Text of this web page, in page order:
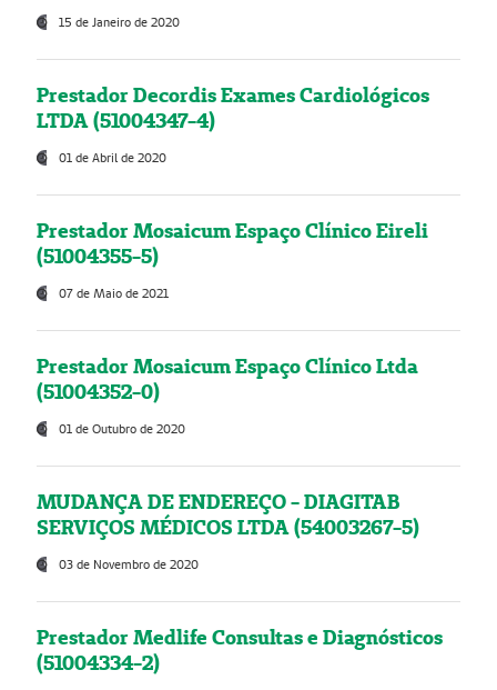
15 de Janeiro de 2020
Prestador Decordis Exames Cardiológicos
LTDA (51004347-4)
01 de Abril de 2020
Prestador Mosaicum Espaço Clínico Eireli
(51004355-5)
07 de Maio de 2021
Prestador Mosaicum Espaço Clínico Ltda
(51004352-0)
01 de Outubro de 2020
MUDANÇA DE ENDEREÇO - DIAGITAB
SERVIÇOS MÉDICOS LTDA (54003267-5)
03 de Novembro de 2020
Prestador Medlife Consultas e Diagnósticos
(51004334-2)